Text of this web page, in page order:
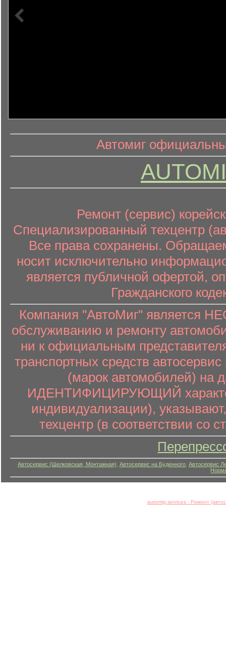
информационный контент
Автомиг
Ремонт (сервис)
Специализированный техцентр
Все права сохранены.
носит исключительно
является публичной офертой,
Гражданского
Компания "АвтоМиг" является
обслуживанию и ремонту
ни к официальным
транспортных средств
(марок автомобилей) на
ИДЕНТИФИЦИРУЮЩИЙ характер
индивидуализации),
техцентр (в соответствии со
Автосервис (Щелковская, Монтажная) Автосервис на Буденного Автосервис
automig.services - Ремонт